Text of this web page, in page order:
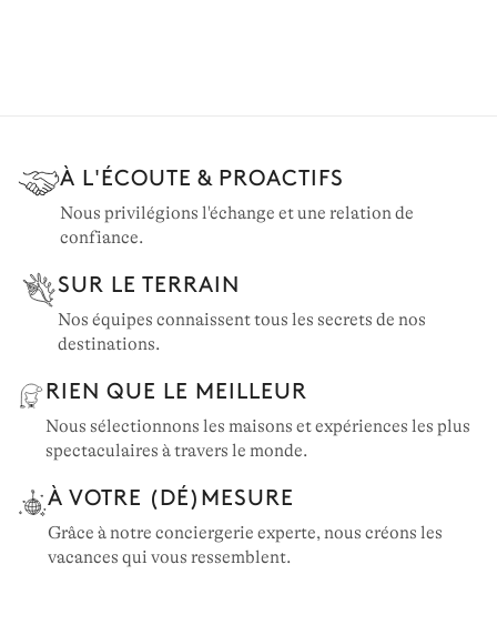
À L'ÉCOUTE & PROACTIFS
Nous privilégions l'échange et une relation de
confiance.
SUR LE TERRAIN
Nos équipes connaissent tous les secrets de nos
destinations.
RIEN QUE LE MEILLEUR
Nous sélectionnons les maisons et expériences les plus
spectaculaires à travers le monde.
À VOTRE (DÉ)MESURE
Grâce à notre conciergerie experte, nous créons les
vacances qui vous ressemblent.